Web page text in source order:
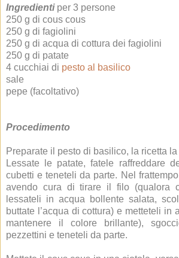
Ingredientiper 3 persone
250 g di cous cous
250 g di fagiolini
250 g di acqua di cottura dei fagiolini
250 g di patate
4 cucchiai di pesto al basilico
sale
pepe (facoltativo)
Procedimento
Preparate il pesto di basilico, la ricetta la
Lessate
le patate, fatele raffreddare
cubetti e teneteli da parte. Nel
avendo cura di tirare il filo (qualora
lessateli in acqua bollente salata,
buttate l’acqua di cottura) e metteteli in
mantenere il colore brillante),
pezzettini e teneteli da parte.